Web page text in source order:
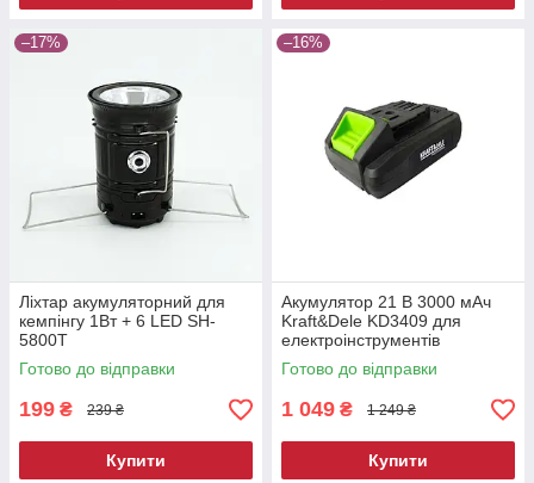
–17%
Ліхтар акумуляторний для
кемпінгу 1Вт + 6 LED SH-
5800T
Готово до відправки
199 ₴ 239 ₴
Купити
–16%
Акумулятор 21 В 3000 мАч
Kraft&Dele KD3409 для
електроінструментів
Готово до відправки
1 049 ₴ 1 249 ₴
Купити